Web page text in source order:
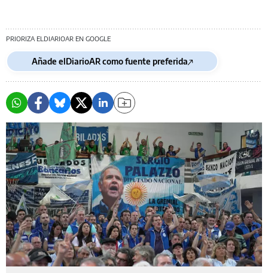
PRIORIZA ELDIARIOAR EN GOOGLE
Añade elDiarioAR como fuente preferida